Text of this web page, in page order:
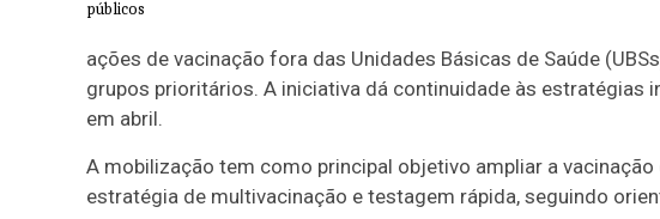
ações de vacinação fora das Unidades Básicas de Saúde
grupos prioritários. A iniciativa dá continuidade às estratégias
em abril.
A mobilização tem como principal objetivo ampliar a
estratégia de multivacinação e testagem rápida, seguindo